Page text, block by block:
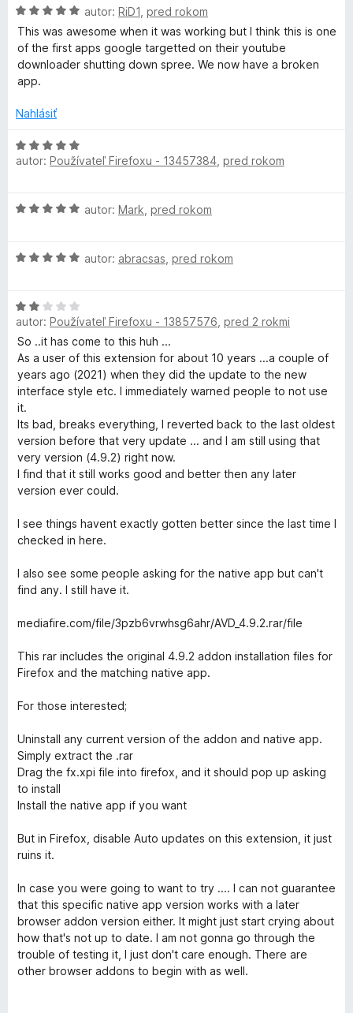
5
t
e
1
5
H
o
d
n
o
e
i
e
z
autor: RiD1 pred rokom
This was awesome when it was working but I think this is one
of the first apps google targetted on their youtube
downloader shutting down spree. We now have a broken
app.
Nahlásiť
H
o
o
n
:
5
z
5
autor: Používateľ Firefoxu - 13457384 pred rokom
H
n
e
n
e
:
5
z
5
autor: Mark pred rokom
H
n
o
t
e
n
e
:
5
z
5
autor: abracsas pred rokom
H
o
d
n
o
t
e
n
e
:
2
5
autor: Používateľ Firefoxu - 13857576 pred 2 rokmi
So ..it has come to this huh ...
As a user of this extension for about 10 years ...a couple of
years ago (2021) when they did the update to the new
interface style etc. I immediately warned people to not use
it.
Its bad, breaks everything, I reverted back to the last oldest
version before that very update ... and I am still using that
very version (4.9.2) right now.
I find that it still works good and better then any later
version ever could.
I see things havent exactly gotten better since the last time I
checked in here.
I also see some people asking for the native app but can't
find any. I still have it.
mediafire.com/file/3pzb6vrwhsg6ahr/AVD_4.9.2.rar/file
This rar includes the original 4.9.2 addon installation files for
Firefox and the matching native app.
For those interested;
Uninstall any current version of the addon and native app.
Simply extract the .rar
Drag the fx.xpi file into firefox, and it should pop up asking
to install
Install the native app if you want
But in Firefox, disable Auto updates on this extension, it just
ruins it.
In case you were going to want to try .... I can not guarantee
that this specific native app version works with a later
browser addon version either. It might just start crying about
how that's not up to date. I am not gonna go through the
trouble of testing it, I just don't care enough. There are
other browser addons to begin with as well.